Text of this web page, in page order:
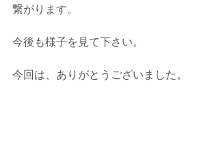
繋がります。
今後も様子を見て下さい。
今回は、ありがとうございました。